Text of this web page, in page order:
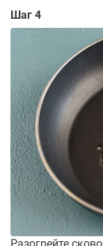
Шаг 4
Разогрейте